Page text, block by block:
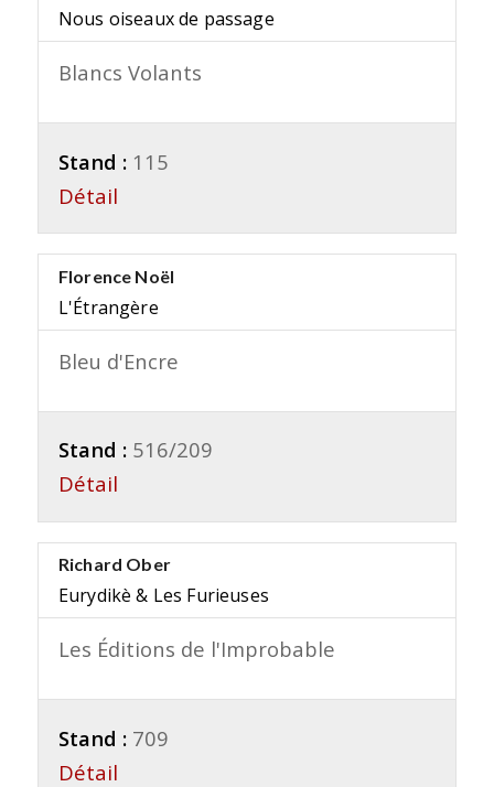
Nous oiseaux de passage
Blancs Volants
Stand : 115
Détail
Florence Noël
L'Étrangère
Bleu d'Encre
Stand : 516/209
Détail
Richard Ober
Eurydikè & Les Furieuses
Les Éditions de l'Improbable
Stand : 709
Détail